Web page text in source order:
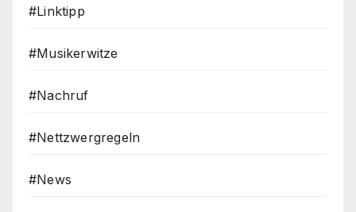
#Linktipp
#Musikerwitze
#Nachruf
#Nettzwergregeln
#News